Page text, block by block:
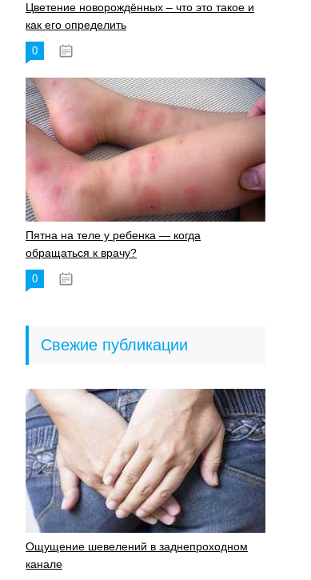
Цветение новорождённых – что это такое и
как его определить
0
Пятна на теле у ребенка — когда
обращаться к врачу?
0
Свежие публикации
Ощущение шевелений в заднепроходном
канале